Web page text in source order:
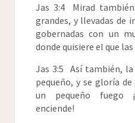
Jas 3:4 Mirad
grandes, y llevadas de
gobernadas con un
donde quisiere el que
Jas 3:5 Así también,
pequeño, y se gloría de
un pequeño fuego
enciende!